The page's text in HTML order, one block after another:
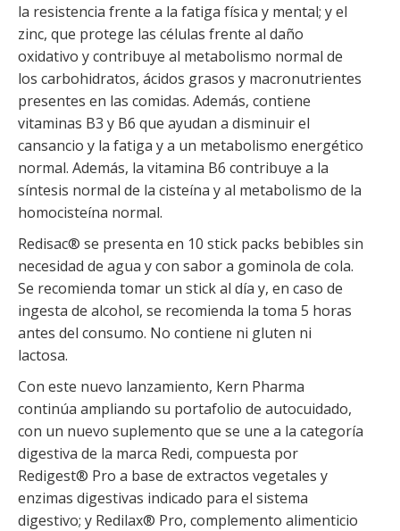
la resistencia frente a la fatiga física y mental; y el
zinc, que protege las células frente al daño
oxidativo y contribuye al metabolismo normal de
los carbohidratos, ácidos grasos y macronutrientes
presentes en las comidas. Además, contiene
vitaminas B3 y B6 que ayudan a disminuir el
cansancio y la fatiga y a un metabolismo energético
normal. Además, la vitamina B6 contribuye a la
síntesis normal de la cisteína y al metabolismo de la
homocisteína normal.
Redisac® se presenta en 10 stick packs bebibles sin
necesidad de agua y con sabor a gominola de cola.
Se recomienda tomar un stick al día y, en caso de
ingesta de alcohol, se recomienda la toma 5 horas
antes del consumo. No contiene ni gluten ni
lactosa.
Con este nuevo lanzamiento, Kern Pharma
continúa ampliando su portafolio de autocuidado,
con un nuevo suplemento que se une a la categoría
digestiva de la marca Redi, compuesta por
Redigest® Pro a base de extractos vegetales y
enzimas digestivas indicado para el sistema
digestivo; y Redilax® Pro, complemento alimenticio